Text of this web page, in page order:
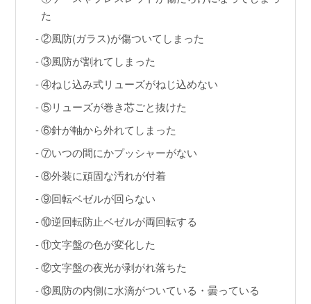
た
②風防(ガラス)が傷ついてしまった
③風防が割れてしまった
④ねじ込み式リューズがねじ込めない
⑤リューズが巻き芯ごと抜けた
⑥針が軸から外れてしまった
⑦いつの間にかプッシャーがない
⑧外装に頑固な汚れが付着
⑨回転ベゼルが回らない
⑩逆回転防止ベゼルが両回転する
⑪文字盤の色が変化した
⑫文字盤の夜光が剥がれ落ちた
⑬風防の内側に水滴がついている・曇っている